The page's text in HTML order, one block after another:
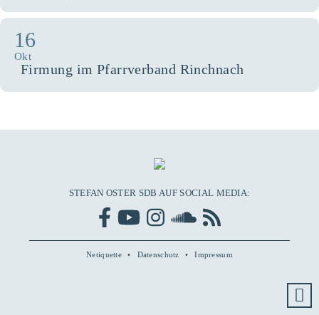
16
Okt
Firmung im Pfarrverband Rinchnach
STEFAN OSTER SDB AUF SOCIAL MEDIA:
Netiquette Datenschutz Impressum